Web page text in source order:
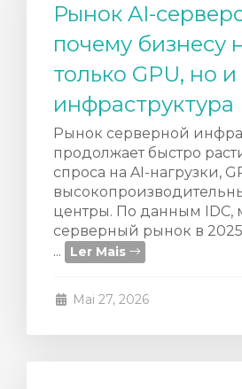
Рынок AI-
почему бизнесу
только GPU, но и
инфраструктура
Рынок серверной
продолжает быстро
спроса на AI-нагрузки,
центры. По данным IDC,
серверный рынок в
...
Ler Mais
Mai 27, 2026